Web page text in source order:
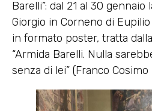
Barelli”: dal 21 al 30 gennaio
Giorgio in Corneno di
in formato poster, tratta dalla
“Armida Barelli. Nulla
senza di lei” (Franco